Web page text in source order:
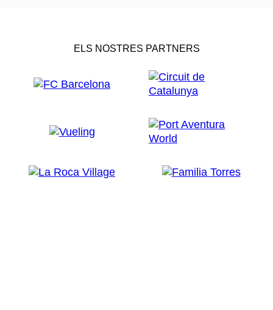
ELS NOSTRES PARTNERS